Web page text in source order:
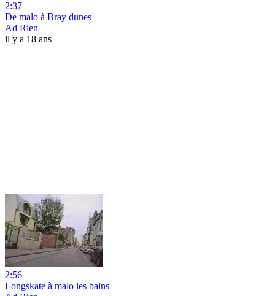
2:37
De malo à Bray dunes
Ad Rien
il y a 18 ans
2:56
Longskate à malo les bains